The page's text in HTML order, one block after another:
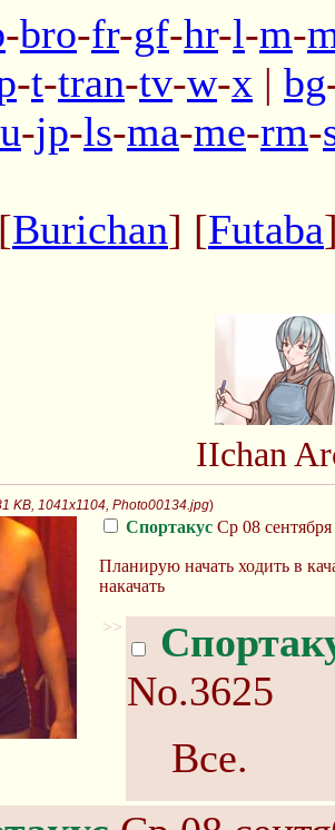
-bro-fr-gf-hr-l-m-
-t-tran-tv-w-x | bg
-jp-ls-ma-me-rm-
[Burichan] [Futaba
IIchan
KB, 1041x1104, Photo00134.jpg)
Спортакус Ср 08
Планирую начать ходить в
накачать
>>
No.3625
Все.